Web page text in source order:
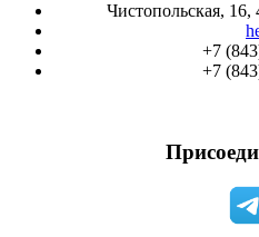
Чистопольская, 16,
+7
+7